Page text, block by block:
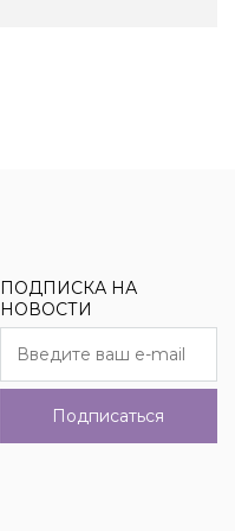
ПОДПИСКА НА
НОВОСТИ
Подписаться